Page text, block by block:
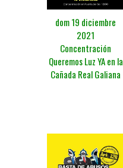
dom 19 diciembre
2021
Concentración
Queremos Luz YA en la
Cañada Real Galiana